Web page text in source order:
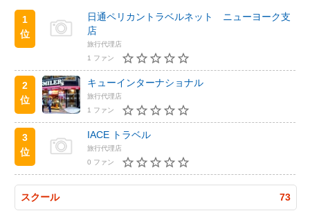
1
位
日通ペリカントラベルネット ニューヨーク支
店
旅行代理店
1 ファン
2
位
キューインターナショナル
旅行代理店
1 ファン
3
位
IACE トラベル
旅行代理店
0 ファン
スクール 73